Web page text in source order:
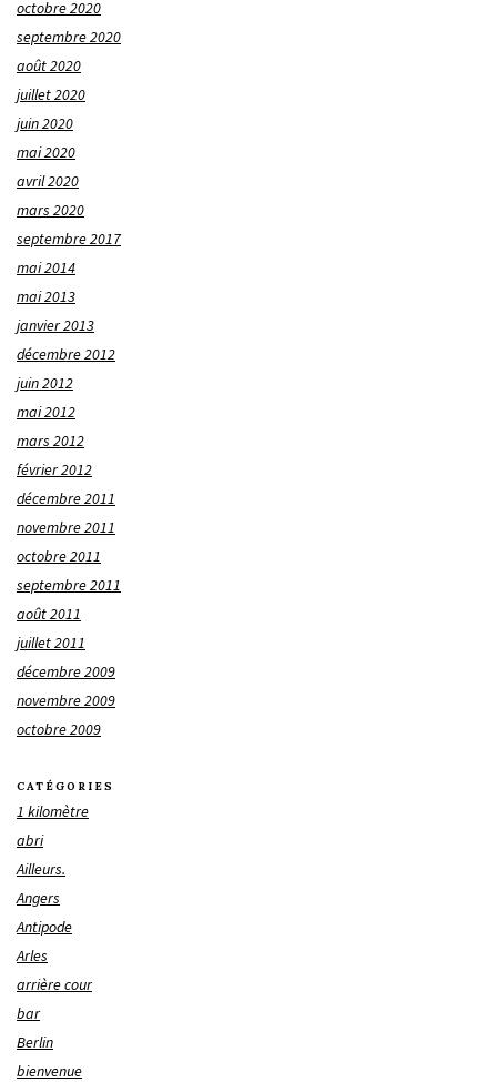
octobre 2020
septembre 2020
août 2020
juillet 2020
juin 2020
mai 2020
avril 2020
mars 2020
septembre 2017
mai 2014
mai 2013
janvier 2013
décembre 2012
juin 2012
mai 2012
mars 2012
février 2012
décembre 2011
novembre 2011
octobre 2011
septembre 2011
août 2011
juillet 2011
décembre 2009
novembre 2009
octobre 2009
CATÉGORIES
1 kilomètre
abri
Ailleurs.
Angers
Antipode
Arles
arrière cour
bar
Berlin
bienvenue